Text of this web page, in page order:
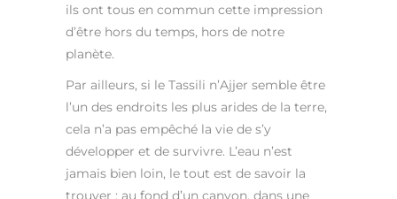
ils ont tous en commun cette impression
d’être hors du temps, hors de notre
planète.
Par ailleurs, si le Tassili n’Ajjer semble être
l’un des endroits les plus arides de la terre,
cela n’a pas empêché la vie de s’y
développer et de survivre. L’eau n’est
jamais bien loin, le tout est de savoir la
trouver : au fond d’un canyon, dans une